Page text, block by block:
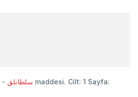
- سلطانلق maddesi. Cilt: 1 Sayfa: